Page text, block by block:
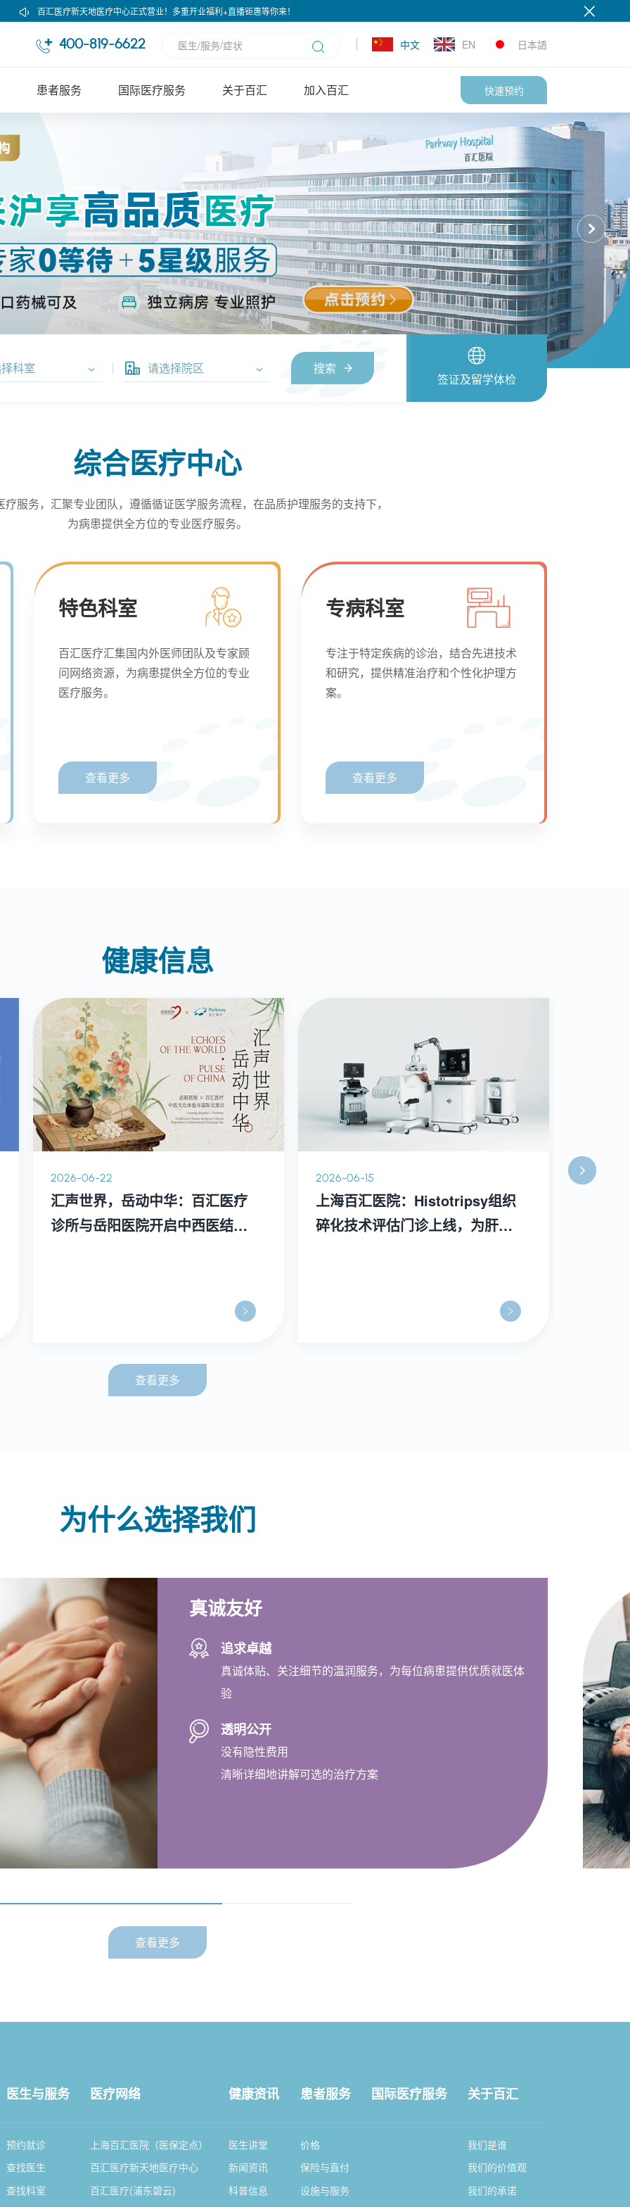
百汇医疗新天地医疗中心正式营业！多重开业福利+直播钜惠等你来！
400-819-6622 中文 EN 日本語
患者服务 国际医疗服务 关于百汇 加入百汇 快速预约
搜索
签证及留学体检
综合医疗中心
服务，汇聚专业团队，遵循循证医学服务流程，在品质护理服务的支持下，
为病患提供全方位的专业医疗服务。
特色科室
百汇医疗汇集国内外医师团队及专家顾
问网络资源，为病患提供全方位的专业
医疗服务。
查看更多
专病科室
专注于特定疾病的诊治，结合先进技术
和研究，提供精准治疗和个性化护理方
案。
查看更多
健康信息
2026-06-22
汇声世界，岳动中华：百汇医疗
诊所与岳阳医院开启中西医结合
2026-06-15
上海百汇医院：Histotripsy组织
碎化技术评估门诊上线，为肝脏
2026-
查看更多
为什么选择我们
贴近社区
优越的地理位置
在交通便利的繁华商业区及居民社区设有服务机构
查看更多
医生与服务
预约就诊
查找医生
查找科室
医疗网络
上海百汇医院（医保定点）
百汇医疗新天地医疗中心
百汇医疗(浦东碧云)
健康资讯
医生讲堂
新闻资讯
科普信息
患者服务
价格
保险与直付
设施与服务
国际医疗服务 关于百汇
我们是谁
我们的价值观
我们的承诺